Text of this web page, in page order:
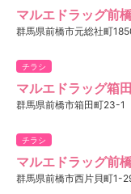
マルエドラッグ前
群馬県前橋市元総社町
チラシ
マルエドラッグ箱
群馬県前橋市箱田町23-1
チラシ
マルエドラッグ前
群馬県前橋市西片貝町1-